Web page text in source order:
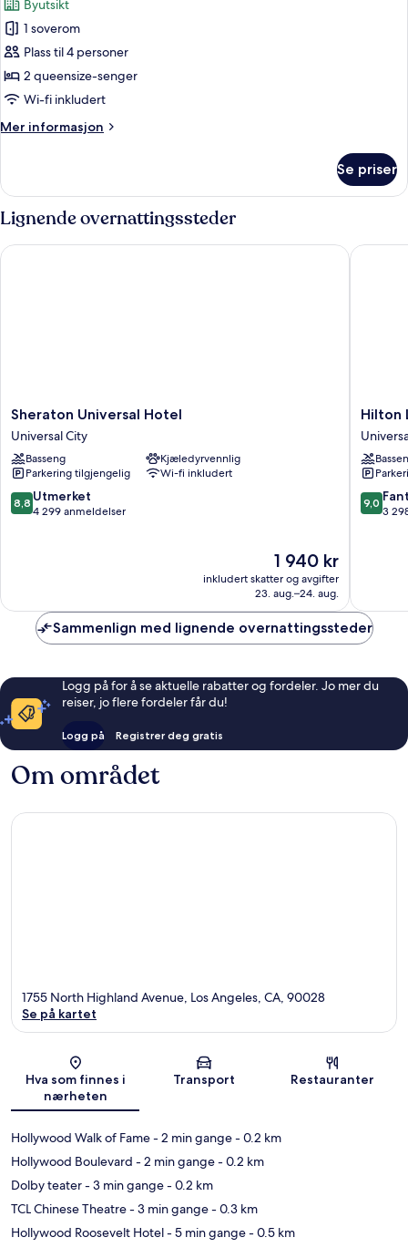
(Hearing
Accessible)
bildene
av
Studiosuite,
2
queensize-
Byutsikt
1 soverom
Plass til 4 personer
2 queensize-senger
Wi-fi inkludert
Mer informasjon
Mer
2
queensize-
senger
Se priser
Lignende overnattingssteder
Sheraton
Universal
Hotel
Universal
City
Sheraton Universal Hotel
Universal City
Basseng
Kjæledyrvennlig
Parkering tilgjengelig
Wi-fi inkludert
8.8
av
8,8 Utmerket
4 299 anmeldelser
Prisen
er
1 940 kr
1 940 kr
inkludert skatter og avgifter
23. aug.–24. aug.
Sheraton Universal Hotel
Hilton
Los
City
City
Hilton
9.0
av
9,0
3
Hilton
Sammenlign med lignende overnattingssteder
Logg på for å se aktuelle rabatter og fordeler. Jo mer du
reiser, jo flere fordeler får du!
Logg på Registrer deg gratis
Om området
Kart
1755 North Highland Avenue, Los Angeles, CA, 90028
Se på kartet
Hva som finnes i
nærheten
Transport Restauranter
Hollywood Walk of Fame- 2 min gange- 0.2 km
Hollywood Boulevard - 2 min gange- 0.2 km
Dolby teater- 3 min gange- 0.2 km
TCL Chinese Theatre- 3 min gange- 0.3 km
Hollywood Roosevelt Hotel- 5 min gange- 0.5 km